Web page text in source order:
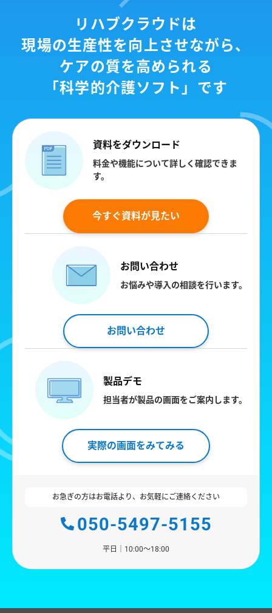
リハブクラウドは
現場の生産性を向上させながら、
ケアの質を高められる
「科学的介護ソフト」です
資料をダウンロード
料金や機能について詳しく確認できま
す。
今すぐ資料が見たい
お問い合わせ
お悩みや導入の相談を行います。
お問い合わせ
製品デモ
担当者が製品の画面をご案内します。
実際の画面をみてみる
お急ぎの方はお電話より、お気軽にご連絡ください
050-5497-5155
平日｜10:00〜18:00